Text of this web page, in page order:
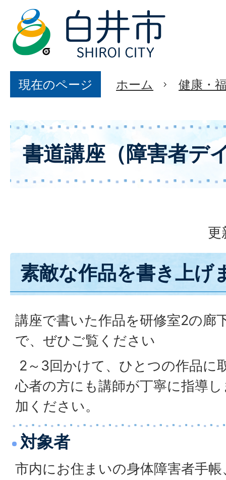
現在のページ ホーム 健康・
書道講座（障害者デ
更
素敵な作品を書き上げ
講座で書いた作品を研修室2の廊
で、ぜひご覧ください
2～3回かけて、ひとつの作品に
心者の方にも講師が丁寧に指導
加ください。
対象者
市内にお住まいの身体障害者手